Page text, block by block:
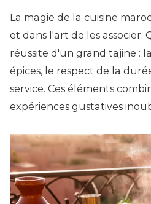
La magie de la cuisine
et dans l'art de les
réussite d'un grand tajine :
épices, le respect de la
service. Ces éléments
expériences gustatives